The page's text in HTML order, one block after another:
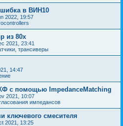
в ВИН10
2022, 19:57
из 80х
2021, 23:41
трансиверы
14:47
с помощью ImpedanceMatching
2021, 10:07
импедансов
ключевого смесителя
2021, 13:25